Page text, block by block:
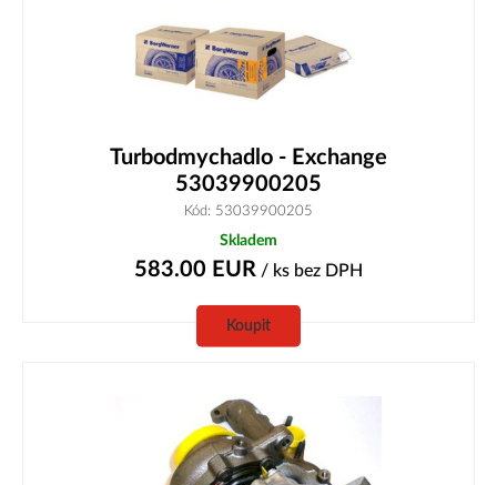
Turbodmychadlo - Exchange
53039900205
Kód: 53039900205
Skladem
583.00 EUR / ks bez DPH
Koupit